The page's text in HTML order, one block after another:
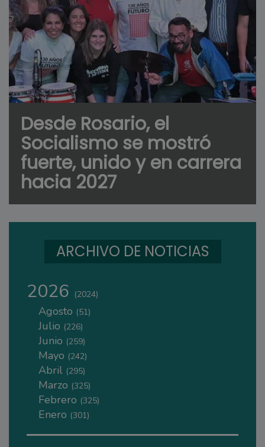
Desde Rosario, el
Socialismo se mostró
fuerte, unido y en carrera
hacia 2027
ARCHIVO DE NOTICIAS
2026 (2024)
Agosto (51)
Julio (226)
Junio (259)
Mayo (242)
Abril (295)
Marzo (325)
Febrero (325)
Enero (301)